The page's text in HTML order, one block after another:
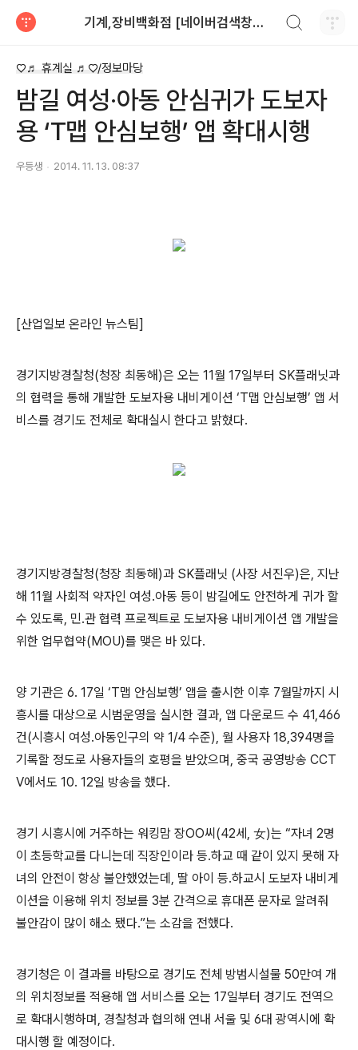
기계,장비백화점 [네이버검색창에>>기계장비 입력]010-7508-2298
♡♬ 휴계실 ♬♡/정보마당
밤길 여성·아동 안심귀가 도보자
용 ‘T맵 안심보행’ 앱 확대시행
우등생 2014. 11. 13. 08:37
[산업일보 온라인 뉴스팀]
경기지방경찰청(청장 최동해)은 오는 11월 17일부터 SK플래닛과
의 협력을 통해 개발한 도보자용 내비게이션 ‘T맵 안심보행’ 앱 서
비스를 경기도 전체로 확대실시 한다고 밝혔다.
경기지방경찰청(청장 최동해)과 SK플래닛 (사장 서진우)은, 지난
해 11월 사회적 약자인 여성․아동 등이 밤길에도 안전하게 귀가 할
수 있도록, 민․관 협력 프로젝트로 도보자용 내비게이션 앱 개발을
위한 업무협약(MOU)를 맺은 바 있다.
양 기관은 6. 17일 ‘T맵 안심보행’ 앱을 출시한 이후 7월말까지 시
흥시를 대상으로 시범운영을 실시한 결과, 앱 다운로드 수 41,466
건(시흥시 여성․아동인구의 약 1/4 수준), 월 사용자 18,394명을
기록할 정도로 사용자들의 호평을 받았으며, 중국 공영방송 CCT
V에서도 10. 12일 방송을 했다.
경기 시흥시에 거주하는 워킹맘 장OO씨(42세, 女)는 “자녀 2명
이 초등학교를 다니는데 직장인이라 등․하교 때 같이 있지 못해 자
녀의 안전이 항상 불안했었는데, 딸 아이 등․하교시 도보자 내비게
이션을 이용해 위치 정보를 3분 간격으로 휴대폰 문자로 알려줘
불안감이 많이 해소 됐다.”는 소감을 전했다.
경기청은 이 결과를 바탕으로 경기도 전체 방범시설물 50만여 개
의 위치정보를 적용해 앱 서비스를 오는 17일부터 경기도 전역으
로 확대시행하며, 경찰청과 협의해 연내 서울 및 6대 광역시에 확
대시행 할 예정이다.